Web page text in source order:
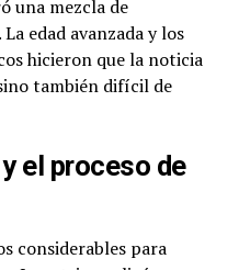
una mezcla de
edad avanzada y los
hicieron que la noticia
también difícil de
el proceso de
considerables para